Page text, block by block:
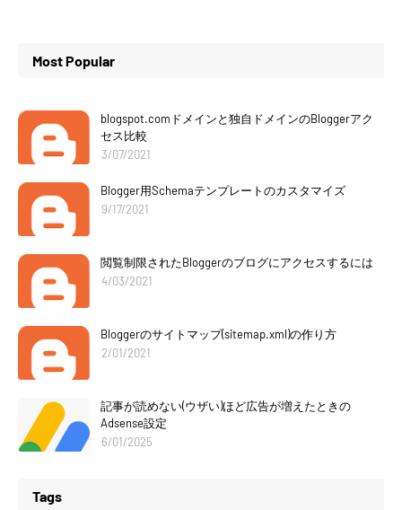
Most Popular
blogspot.comドメインと独自ドメインのBloggerアク
セス比較
3/07/2021
Blogger用Schemaテンプレートのカスタマイズ
9/17/2021
閲覧制限されたBloggerのブログにアクセスするには
4/03/2021
Bloggerのサイトマップ(sitemap.xml)の作り方
2/01/2021
記事が読めない(ウザい)ほど広告が増えたときの
Adsense設定
6/01/2025
Tags